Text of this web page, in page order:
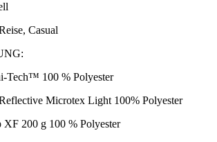
Casual
Tech™ 100 % Polyester
Microtex Light 100% Polyester
200 g 100 % Polyester